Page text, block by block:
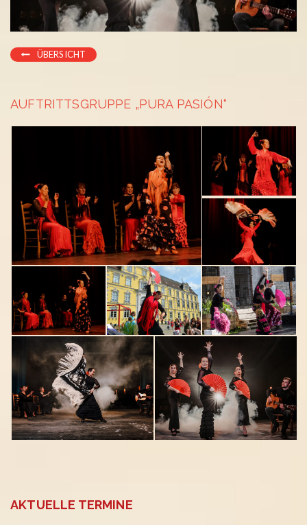
ÜBERSICHT
AUFTRITTSGRUPPE „PURA PASIÓN“
AKTUELLE TERMINE